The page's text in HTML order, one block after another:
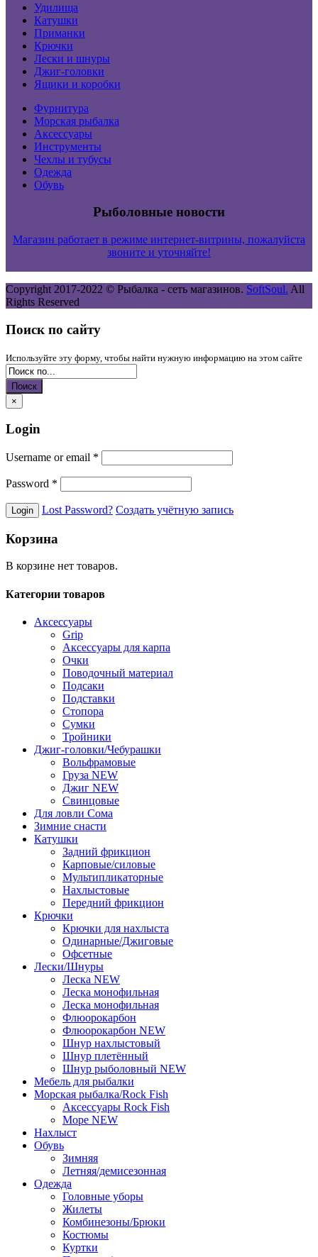
Удилища
Катушки
Приманки
Крючки
Лески и шнуры
Джиг-головки
Ящики и коробки
Фурнитура
Морская рыбалка
Аксессуары
Инструменты
Чехлы и тубусы
Одежда
Обувь
Рыболовные новости
Магазин работает в режиме интернет-витрины, пожалуйста
звоните и уточняйте!
Copyright 2017-2022 © Рыбалка - сеть магазинов. SoftSoul. All
Rights Reserved
Поиск по сайту
Используйте эту форму, чтобы найти нужную информацию на этом сайте
Поиск
×
Login
Username or email *
Password *
Lost Password? Создать учётную запись
Корзина
В корзине нет товаров.
Категории товаров
Аксессуары
Grip
Аксессуары для карпа
Очки
Поводочный материал
Подсаки
Подставки
Стопора
Сумки
Тройники
Джиг-головки/Чебурашки
Вольфрамовые
Груза NEW
Джиг NEW
Свинцовые
Для ловли Сома
Зимние снасти
Катушки
Задний фрикцион
Карповые/силовые
Мультипликаторные
Нахлыстовые
Передний фрикцион
Крючки
Крючки для нахлыста
Одинарные/Джиговые
Офсетные
Лески/Шнуры
Леска NEW
Леска монофильная
Леска монофильная
Флюорокарбон
Флюорокарбон NEW
Шнур нахлыстовый
Шнур плетённый
Шнур рыболовный NEW
Мебель для рыбалки
Морская рыбалка/Rock Fish
Аксессуары Rock Fish
Море NEW
Нахлыст
Обувь
Зимняя
Летняя/демисезонная
Одежда
Головные уборы
Жилеты
Комбинезоны/Брюки
Костюмы
Куртки